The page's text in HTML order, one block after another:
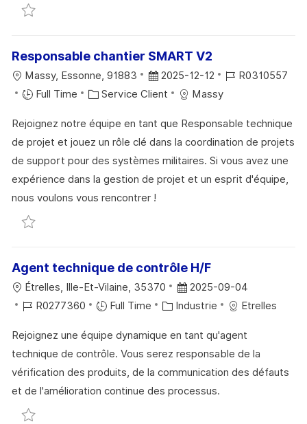
N
H
A
E
T
E
Sauvegarder Administrateur système Windows /
Responsable chantier SMART V2
L
O
A
L
I
S
A
O
Massy, Essonne, 91883
D
A
E
D
’
A
F
E
2025-12-12
R
É
R
E
N
T
E
R0310557
Full Time
C
T
É
G
O
R
Service Client Massy
Rejoignez notre équipe en tant que Responsable technique
de projet et jouez un rôle clé dans la coordination de projets
de support pour des systèmes militaires. Si vous avez une
expérience dans la gestion de projet et un esprit d'équipe,
nous voulons vous rencontrer !
Sauvegarder Responsable chantier SMART V2
Agent technique de contrôle H/F
L
O
A
S
Étrelles, Ille-Et-Vilaine, 35370
D
A
E
D
’
A
2025-09-04
R
F
É
R
E
N
R0277360 Full Time
C
T
É
G
O
Industrie Etrelles
Rejoignez une équipe dynamique en tant qu'agent
technique de contrôle. Vous serez responsable de la
vérification des produits, de la communication des défauts
et de l'amélioration continue des processus.
Sauvegarder Agent technique de contrôle H/F